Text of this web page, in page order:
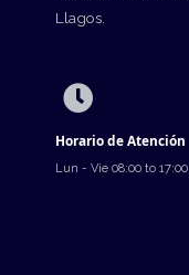
Llagos.
Horario de Atención
Lun - Vie 08:00 to 17:00